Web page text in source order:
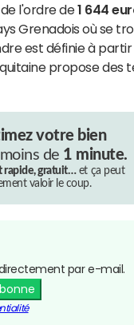
l'ordre de1 644
Grenadois où se
est définie à partir
propose des
votre bien
de 1 minute.
rapide, gratuit…et ça peut
valoir le coup.
par e-mail.